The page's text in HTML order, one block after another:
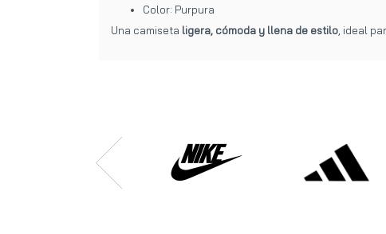
Color: Purpura
Una camiseta ligera, cómoda y llena de estilo , ideal